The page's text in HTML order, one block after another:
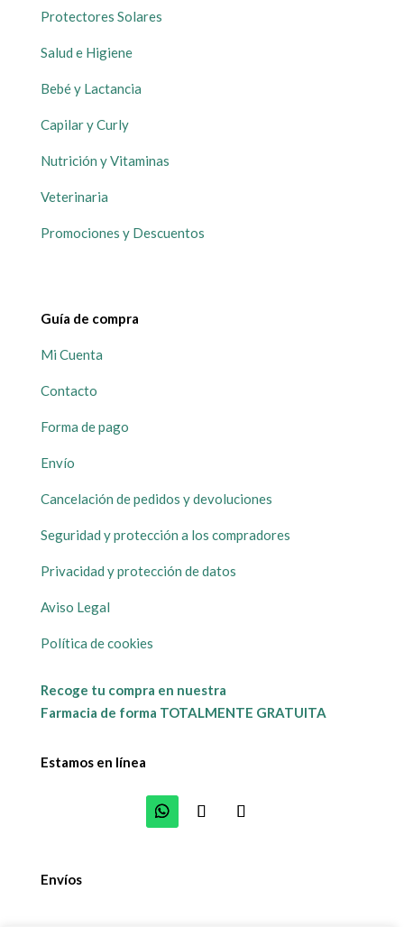
Protectores Solares
Salud e Higiene
Bebé y Lactancia
Capilar y Curly
Nutrición y Vitaminas
Veterinaria
Promociones y Descuentos
Guía de compra
Mi Cuenta
Contacto
Forma de pago
Envío
Cancelación de pedidos y devoluciones
Seguridad y protección a los compradores
Privacidad y protección de datos
Aviso Legal
Política de cookies
Recoge tu compra en nuestra
Farmacia de forma TOTALMENTE GRATUITA
Estamos en línea
Envíos